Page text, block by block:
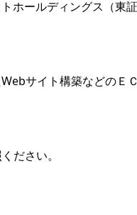
ホールディングス（東
サイト構築などのＥ
ださい。